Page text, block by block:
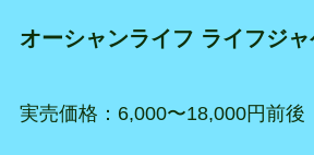
オーシャンライフ ライフジャ
実売価格：6,000〜18,000円前後